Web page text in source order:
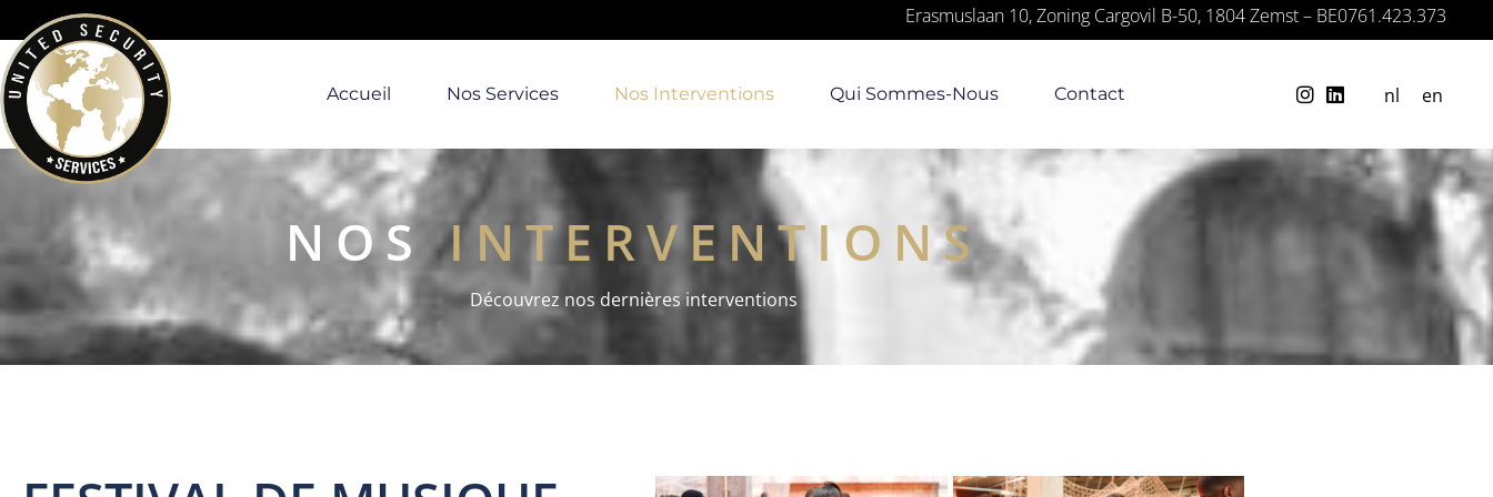
Erasmuslaan 10, Zoning Cargovil B-50, 1804 Zemst – BE0761.423.373
Accueil Nos Services Nos Interventions Qui Sommes-Nous Contact nl en
NOSINTERVENTIONS
Découvrez nos dernières interventions